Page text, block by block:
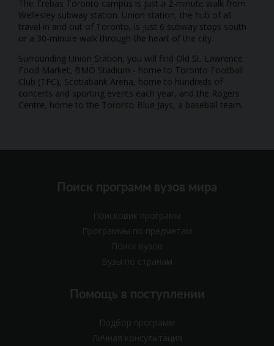
The Trebas Toronto campus is just a 2-minute walk from
Wellesley subway station. Union station, the hub of all
travel in and out of Toronto, is just 6 subway stops south
or a 30-minute walk through the heart of the city.
Surrounding Union Station, you will find Old St. Lawrence
Food Market, BMO Stadium - home to Toronto Football
Club (TFC), Scotiabank Arena, home to hundreds of
concerts and sporting events each year, and the Rogers
Centre, home to the Toronto Blue Jays, a baseball team.
Поиск программ вузов мира
Поисковик программ
Программы по предметам
Поиск вузов
Вузы по странам
Помощь в поступлении
Подбор программ
Личная консультация